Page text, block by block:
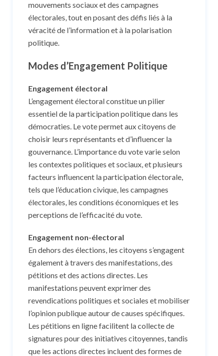
mouvements sociaux et des campagnes
électorales, tout en posant des défis liés à la
véracité de l’information et à la polarisation
politique.
Modes d’Engagement Politique
Engagement électoral
L’engagement électoral constitue un pilier
essentiel de la participation politique dans les
démocraties. Le vote permet aux citoyens de
choisir leurs représentants et d’influencer la
gouvernance. L’importance du vote varie selon
les contextes politiques et sociaux, et plusieurs
facteurs influencent la participation électorale,
tels que l’éducation civique, les campagnes
électorales, les conditions économiques et les
perceptions de l’efficacité du vote.
Engagement non-électoral
En dehors des élections, les citoyens s’engagent
également à travers des manifestations, des
pétitions et des actions directes. Les
manifestations peuvent exprimer des
revendications politiques et sociales et mobiliser
l’opinion publique autour de causes spécifiques.
Les pétitions en ligne facilitent la collecte de
signatures pour des initiatives citoyennes, tandis
que les actions directes incluent des formes de